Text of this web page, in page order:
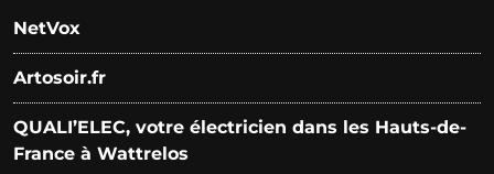
NetVox
Artosoir.fr
QUALI’ELEC, votre électricien dans les Hauts-de-
France à Wattrelos